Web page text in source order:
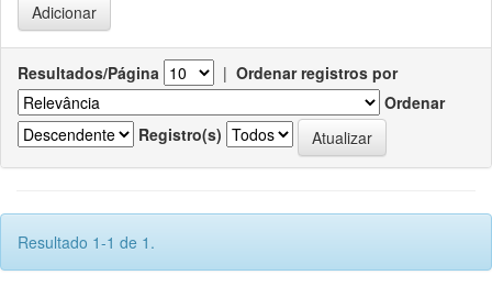
Resultados/Página | Ordenar registros por
Ordenar
Registro(s)
Resultado 1-1 de 1.